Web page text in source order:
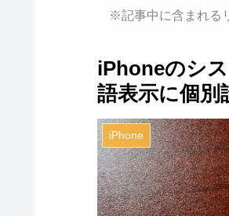
※記事中に含まれる
iPhoneのシ
語表示に個別
iPhone